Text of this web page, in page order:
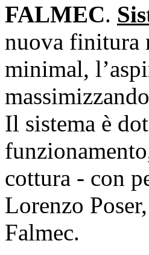
FALMEC.
nuova finitura
minimal,
Il sistema è
cottura - con
Lorenzo
Falmec.